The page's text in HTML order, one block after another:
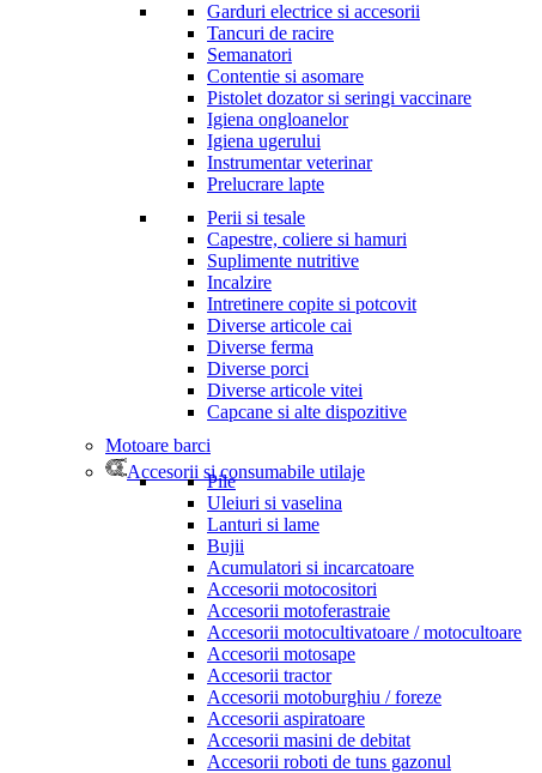
Garduri electrice si accesorii
Tancuri de racire
Semanatori
Contentie si asomare
Pistolet dozator si seringi vaccinare
Igiena ongloanelor
Igiena ugerului
Instrumentar veterinar
Prelucrare lapte
Perii si tesale
Capestre, coliere si hamuri
Suplimente nutritive
Incalzire
Intretinere copite si potcovit
Diverse articole cai
Diverse ferma
Diverse porci
Diverse articole vitei
Capcane si alte dispozitive
Motoare barci
Accesorii si consumabile utilaje
Pile
Uleiuri si vaselina
Lanturi si lame
Bujii
Acumulatori si incarcatoare
Accesorii motocositori
Accesorii motoferastraie
Accesorii motocultivatoare / motocultoare
Accesorii motosape
Accesorii tractor
Accesorii motoburghiu / foreze
Accesorii aspiratoare
Accesorii masini de debitat
Accesorii roboti de tuns gazonul